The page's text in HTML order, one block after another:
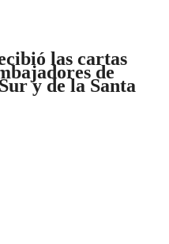
las cartas
de
y de la Santa